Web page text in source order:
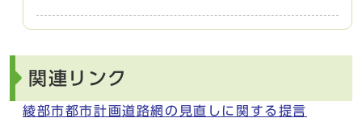
関連リンク
綾部市都市計画道路網の見直しに関する提言